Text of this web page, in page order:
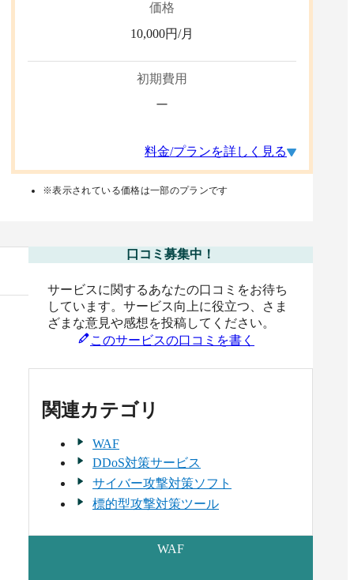
価格
10,000円/月
初期費用
ー
料金/プランを詳しく見る
※表示されている価格は一部のプランです
口コミ募集中！
サービスに関するあなたの口コミをお待ち
しています。サービス向上に役立つ、さま
ざまな意見や感想を投稿してください。
このサービスの口コミを書く
関連カテゴリ
WAF
DDoS対策サービス
サイバー攻撃対策ソフト
標的型攻撃対策ツール
WAF